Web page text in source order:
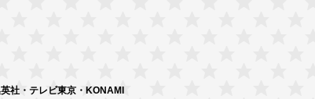
社・テレビ東京・KONAMI